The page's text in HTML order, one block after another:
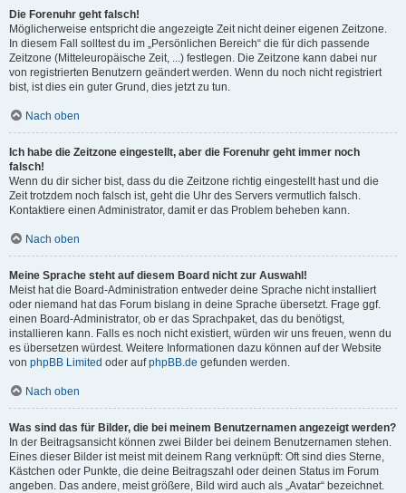
Die Forenuhr geht falsch!
Möglicherweise entspricht die angezeigte Zeit nicht deiner eigenen Zeitzone.
In diesem Fall solltest du im „Persönlichen Bereich“ die für dich passende
Zeitzone (Mitteleuropäische Zeit, ...) festlegen. Die Zeitzone kann dabei nur
von registrierten Benutzern geändert werden. Wenn du noch nicht registriert
bist, ist dies ein guter Grund, dies jetzt zu tun.
Nach oben
Ich habe die Zeitzone eingestellt, aber die Forenuhr geht immer noch
falsch!
Wenn du dir sicher bist, dass du die Zeitzone richtig eingestellt hast und die
Zeit trotzdem noch falsch ist, geht die Uhr des Servers vermutlich falsch.
Kontaktiere einen Administrator, damit er das Problem beheben kann.
Nach oben
Meine Sprache steht auf diesem Board nicht zur Auswahl!
Meist hat die Board-Administration entweder deine Sprache nicht installiert
oder niemand hat das Forum bislang in deine Sprache übersetzt. Frage ggf.
einen Board-Administrator, ob er das Sprachpaket, das du benötigst,
installieren kann. Falls es noch nicht existiert, würden wir uns freuen, wenn du
es übersetzen würdest. Weitere Informationen dazu können auf der Website
von phpBB Limited oder aufphpBB.de gefunden werden.
Nach oben
Was sind das für Bilder, die bei meinem Benutzernamen angezeigt werden?
In der Beitragsansicht können zwei Bilder bei deinem Benutzernamen stehen.
Eines dieser Bilder ist meist mit deinem Rang verknüpft: Oft sind dies Sterne,
Kästchen oder Punkte, die deine Beitragszahl oder deinen Status im Forum
angeben. Das andere, meist größere, Bild wird auch als „Avatar“ bezeichnet.